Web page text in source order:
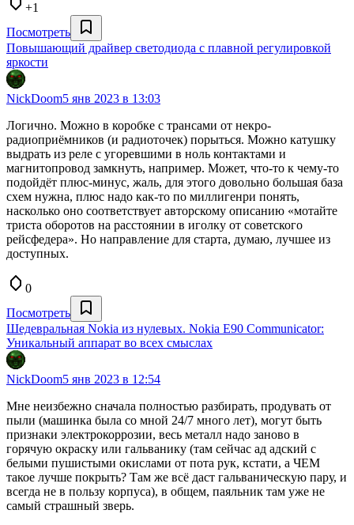
+1
Посмотреть
Повышающий драйвер светодиода с плавной регулировкой
яркости
NickDoom5 янв 2023 в 13:03
Логично. Можно в коробке с трансами от некро-
радиоприёмников (и радиоточек) порыться. Можно катушку
выдрать из реле с угоревшими в ноль контактами и
магнитопровод замкнуть, например. Может, что-то к чему-то
подойдёт плюс-минус, жаль, для этого довольно большая база
схем нужна, плюс надо как-то по миллигенри понять,
насколько оно соответствует авторскому описанию «мотайте
триста оборотов на расстоянии в иголку от советского
рейсфедера». Но направление для старта, думаю, лучшее из
доступных.
0
Посмотреть
Шедевральная Nokia из нулевых. Nokia E90 Communicator:
Уникальный аппарат во всех смыслах
NickDoom5 янв 2023 в 12:54
Мне неизбежно сначала полностью разбирать, продувать от
пыли (машинка была со мной 24/7 много лет), могут быть
признаки электрокоррозии, весь металл надо заново в
горячую окраску или гальванику (там сейчас ад адский с
белыми пушистыми окислами от пота рук, кстати, а ЧЕМ
такое лучше покрыть? Там же всё даст гальваническую пару, и
всегда не в пользу корпуса), в общем, паяльник там уже не
самый страшный зверь.